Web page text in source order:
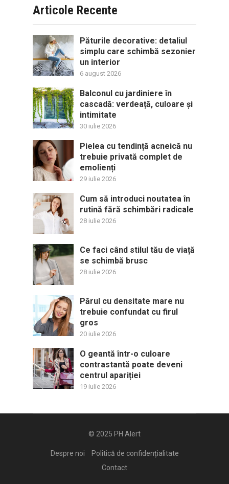
Articole Recente
Păturile decorative: detaliul
simplu care schimbă sezonier
un interior
6 august 2026
Balconul cu jardiniere în
cascadă: verdeață, culoare și
intimitate
30 iulie 2026
Pielea cu tendință acneică nu
trebuie privată complet de
emolienți
29 iulie 2026
Cum să introduci noutatea în
rutină fără schimbări radicale
28 iulie 2026
Ce faci când stilul tău de viață
se schimbă brusc
28 iulie 2026
Părul cu densitate mare nu
trebuie confundat cu firul
gros
20 iulie 2026
O geantă într-o culoare
contrastantă poate deveni
centrul apariției
19 iulie 2026
© 2025 PH Alert
Despre noi
Politică de confidențialitate
Contact